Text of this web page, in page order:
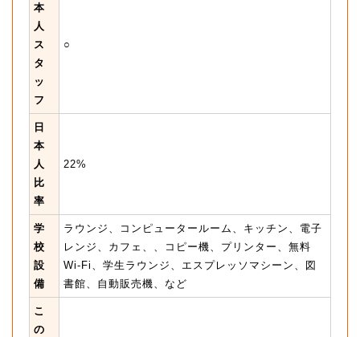
本
人
ス
タ
ッ
フ
○
日
本
人
比
率
22%
学
校
設
備
ラウンジ、コンピュータールーム、キッチン、電子
レンジ、カフェ、、コピー機、プリンター、無料
Wi-Fi、学生ラウンジ、エスプレッソマシーン、図
書館、自動販売機、など
こ
の